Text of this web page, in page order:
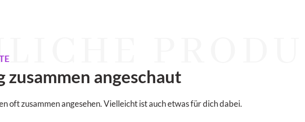
angeschaut
oft zusammen angesehen. Vielleicht ist auch etwas für dich dabei.